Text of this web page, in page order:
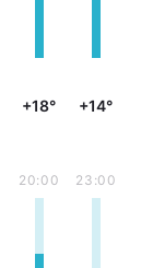
+18° +14°
20:00 23:00